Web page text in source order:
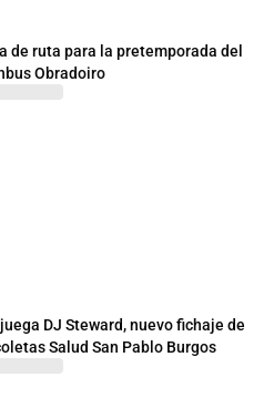
de ruta para la pretemporada del
Obradoiro
DJ Steward, nuevo fichaje de
Salud San Pablo Burgos